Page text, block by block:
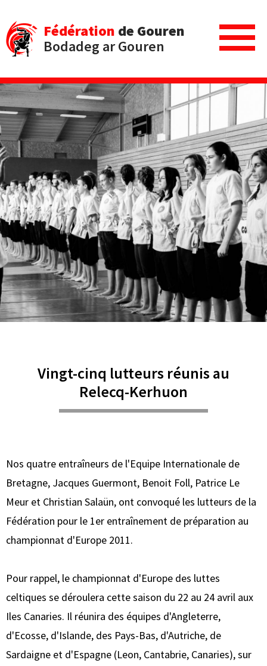
Fédération de Gouren
Bodadeg ar Gouren
Vingt-cinq lutteurs réunis au
Relecq-Kerhuon
Nos quatre entraîneurs de l'Equipe Internationale de
Bretagne, Jacques Guermont, Benoit Foll, Patrice Le
Meur et Christian Salaün, ont convoqué les lutteurs de la
Fédération pour le 1er entraînement de préparation au
championnat d'Europe 2011.
Pour rappel, le championnat d'Europe des luttes
celtiques se déroulera cette saison du 22 au 24 avril aux
Iles Canaries. Il réunira des équipes d'Angleterre,
d'Ecosse, d'Islande, des Pays-Bas, d'Autriche, de
Sardaigne et d'Espagne (Leon, Cantabrie, Canaries), sur